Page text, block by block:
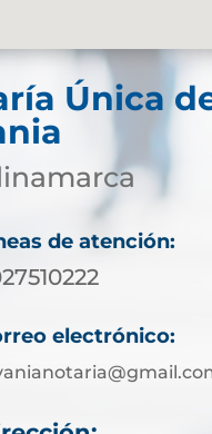
Única
de atención:
electrónico: